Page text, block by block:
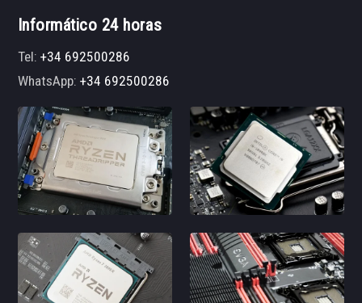
Informático 24 horas
Tel:+34 692500286
WhatsApp:+34 692500286